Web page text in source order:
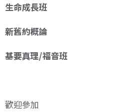
生命成長班
新舊約概論
基要真理/福音班
歡迎參加